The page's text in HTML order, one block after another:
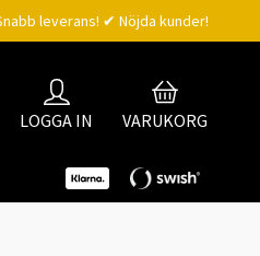
leverans! ✔ Nöjda kunder!
LOGGA IN VARUKORG